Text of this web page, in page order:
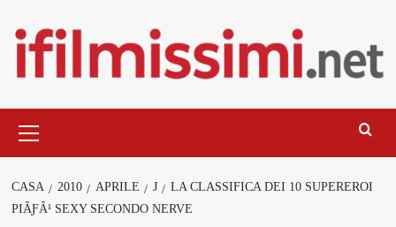
contenuto
principale
CASA 2010 APRILE J
LA CLASSIFICA DEI 10 SUPEREROI
PIÃƑÂ¹ SEXY SECONDO NERVE